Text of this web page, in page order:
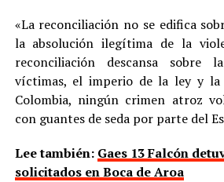
«La reconciliación no se edifica
la absolución ilegítima de la
reconciliación descansa sobre
víctimas, el imperio de la ley y la
Colombia, ningún crimen atroz
con guantes de seda por parte del
Lee también: Gaes 13 Falcón
solicitados en Boca de Aroa